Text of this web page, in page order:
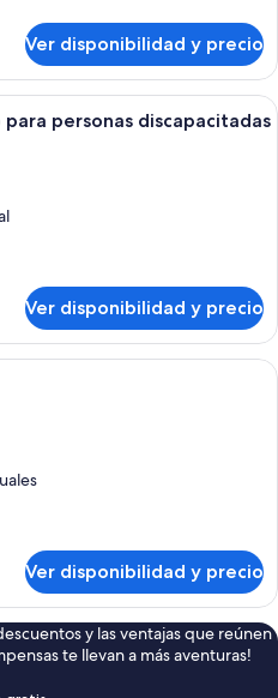
Ver disponibilidad y precio
Minibar, caja de seguridad en la
personas discapacitadas
Ver disponibilidad y precio
Una habitación con cuatro camas
Ver disponibilidad y precio
y las ventajas que reúnen
te llevan a más aventuras!